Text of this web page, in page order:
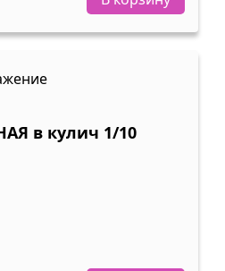
в кулич 1/10